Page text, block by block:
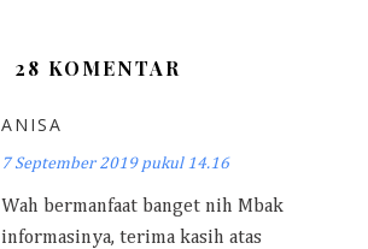
28 KOMENTAR
ANISA
7 September 2019 pukul 14.16
Wah bermanfaat banget nih Mbak
informasinya, terima kasih atas